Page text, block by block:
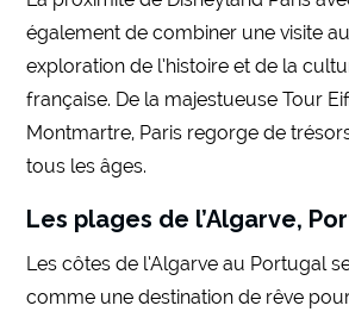
également de combiner une visite
exploration de l’histoire et de la
française. De la majestueuse Tour
Montmartre, Paris regorge de
tous les âges.
Les plages de l’Algarve,
Les côtes de l’Algarve au Portugal
comme une destination de rêve